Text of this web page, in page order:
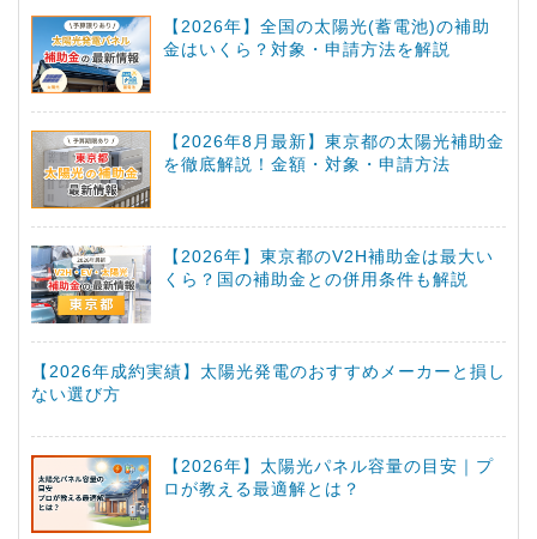
【2026年】全国の太陽光(蓄電池)の補助
金はいくら？対象・申請方法を解説
【2026年8月最新】東京都の太陽光補助金
を徹底解説！金額・対象・申請方法
【2026年】東京都のV2H補助金は最大い
くら？国の補助金との併用条件も解説
【2026年成約実績】太陽光発電のおすすめメーカーと損し
ない選び方
【2026年】太陽光パネル容量の目安｜プ
ロが教える最適解とは？